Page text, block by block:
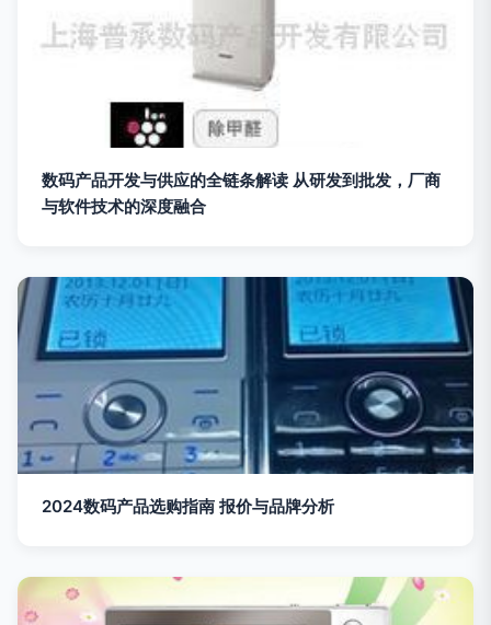
数码产品开发与供应的全链条解读 从研发到批发，厂商
与软件技术的深度融合
2024数码产品选购指南 报价与品牌分析